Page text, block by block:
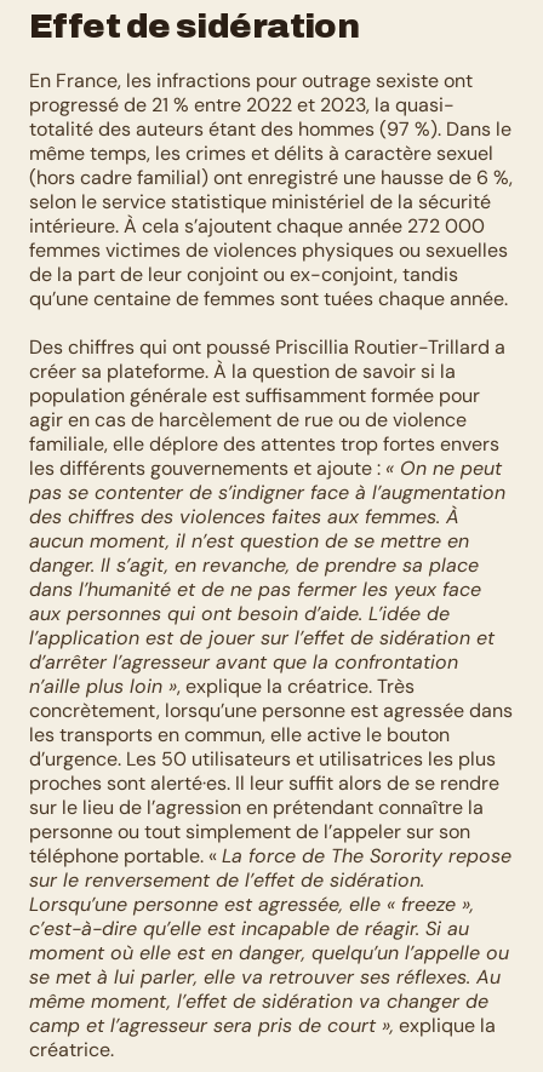
Effet de sidération
En France, les infractions pour outrage sexiste ont
progressé de 21 % entre 2022 et 2023, la quasi-
totalité des auteurs étant des hommes (97 %). Dans le
même temps, les crimes et délits à caractère sexuel
(hors cadre familial) ont enregistré une hausse de 6 %,
selon le service statistique ministériel de la sécurité
intérieure. À cela s’ajoutent chaque année 272 000
femmes victimes de violences physiques ou sexuelles
de la part de leur conjoint ou ex-conjoint, tandis
qu’une centaine de femmes sont tuées chaque année.
Des chiffres qui ont poussé Priscillia Routier-Trillard a
créer sa plateforme. À la question de savoir si la
population générale est suffisamment formée pour
agir en cas de harcèlement de rue ou de violence
familiale, elle déplore des attentes trop fortes envers
les différents gouvernements et ajoute : « On ne peut
pas se contenter de s’indigner face à l’augmentation
des chiffres des violences faites aux femmes. À
aucun moment, il n’est question de se mettre en
danger. Il s’agit, en revanche, de prendre sa place
dans l’humanité et de ne pas fermer les yeux face
aux personnes qui ont besoin d’aide. L’idée de
l’application est de jouer sur l’effet de sidération et
d’arrêter l’agresseur avant que la confrontation
n’aille plus loin », explique la créatrice. Très
concrètement, lorsqu’une personne est agressée dans
les transports en commun, elle active le bouton
d’urgence. Les 50 utilisateurs et utilisatrices les plus
proches sont alerté·es. Il leur suffit alors de se rendre
sur le lieu de l’agression en prétendant connaître la
personne ou tout simplement de l’appeler sur son
téléphone portable. « La force de The Sorority repose
sur le renversement de l’effet de sidération.
Lorsqu’une personne est agressée, elle « freeze »,
c’est-à-dire qu’elle est incapable de réagir. Si au
moment où elle est en danger, quelqu’un l’appelle ou
se met à lui parler, elle va retrouver ses réflexes. Au
même moment, l’effet de sidération va changer de
camp et l’agresseur sera pris de court », explique la
créatrice.